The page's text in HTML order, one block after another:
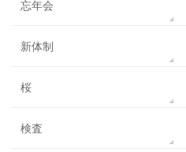
忘年会
新体制
桜
検査